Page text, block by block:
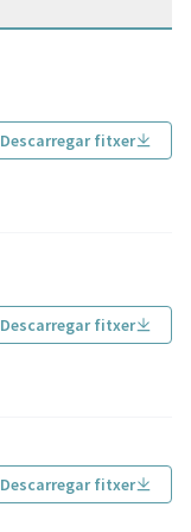
Descarregar fitxer
Descarregar fitxer
Descarregar fitxer